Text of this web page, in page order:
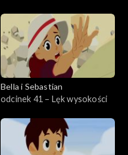
Bella i Sebastian
odcinek 41 – Lęk wysokości